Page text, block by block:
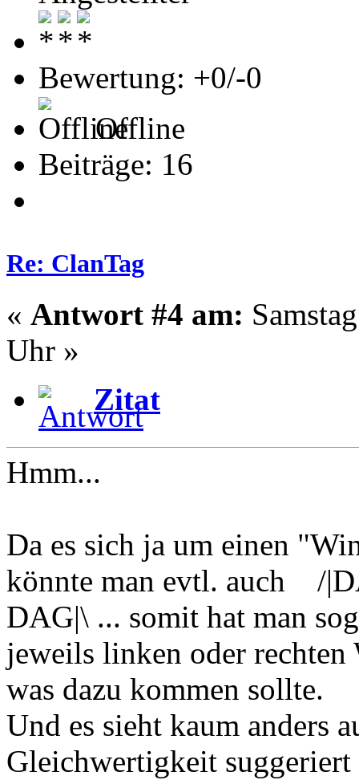
Bewertung: +0/-0
Offline
Beiträge: 16
Re: ClanTag
« Antwort #4 am:
Uhr »
Zitat
Hmm...
Da es sich ja um einen
könnte man evtl. auch /
DAG|\ ... somit hat man
jeweils linken oder
was dazu kommen sollte.
Und es sieht kaum anders
Gleichwertigkeit suggeriert